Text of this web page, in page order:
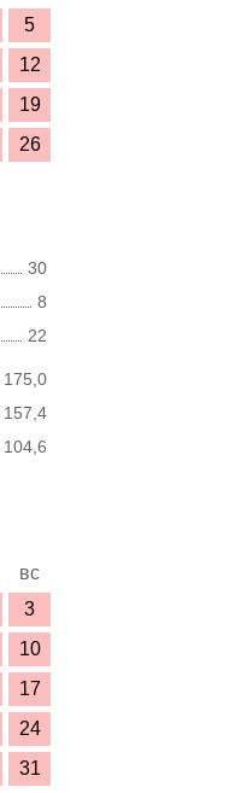
5
12
19
26
30
8
22
175,0
157,4
104,6
вс
3
10
17
24
31